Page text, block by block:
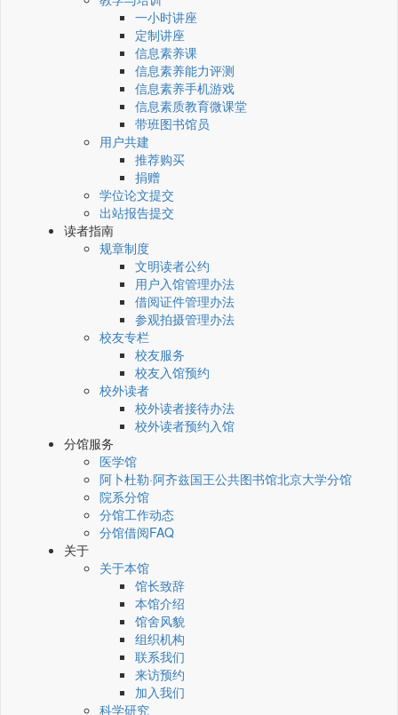
一小时讲座
定制讲座
信息素养课
信息素养能力评测
信息素养手机游戏
信息素质教育微课堂
带班图书馆员
用户共建
推荐购买
捐赠
学位论文提交
出站报告提交
读者指南
规章制度
文明读者公约
用户入馆管理办法
借阅证件管理办法
参观拍摄管理办法
校友专栏
校友服务
校友入馆预约
校外读者
校外读者接待办法
校外读者预约入馆
分馆服务
医学馆
阿卜杜勒·阿齐兹国王公共图书馆北京大学分馆
院系分馆
分馆工作动态
分馆借阅FAQ
关于
关于本馆
馆长致辞
本馆介绍
馆舍风貌
组织机构
联系我们
来访预约
加入我们
科学研究